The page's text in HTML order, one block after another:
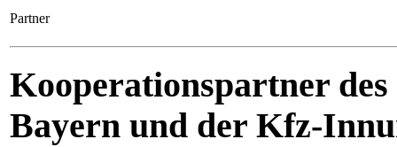
Partner
Kooperationspartner
Bayern und der Kfz-